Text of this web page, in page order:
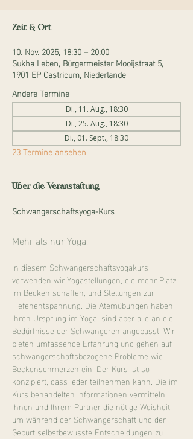
Zeit & Ort
10. Nov. 2025, 18:30 – 20:00
Sukha Leben, Bürgermeister Mooijstraat 5,
1901 EP Castricum, Niederlande
Andere Termine
Di., 11. Aug., 18:30
Di., 25. Aug., 18:30
Di., 01. Sept., 18:30
23 Termine ansehen
Über die Veranstaltung
Schwangerschaftsyoga-Kurs
Mehr als nur Yoga.
In diesem Schwangerschaftsyogakurs
verwenden wir Yogastellungen, die mehr Platz
im Becken schaffen, und Stellungen zur
Tiefenentspannung. Die Atemübungen haben
ihren Ursprung im Yoga, sind aber alle an die
Bedürfnisse der Schwangeren angepasst. Wir
bieten umfassende Erfahrung und gehen auf
schwangerschaftsbezogene Probleme wie
Beckenschmerzen ein. Der Kurs ist so
konzipiert, dass jeder teilnehmen kann. Die im
Kurs behandelten Informationen vermitteln
Ihnen und Ihrem Partner die nötige Weisheit,
um während der Schwangerschaft und der
Geburt selbstbewusste Entscheidungen zu